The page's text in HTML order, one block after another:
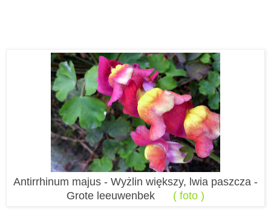
Antirrhinum majus - Wyżlin większy, lwia paszcza -
Grote leeuwenbek ( foto )